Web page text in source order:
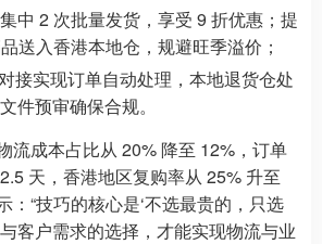
中 2 次批量发货，享受 9 折优惠；提
送入香港本地仓，规避旺季溢价；
接实现订单自动处理，本地退货仓处
件预审确保合规。
流成本占比从 20% 降至 12%，订单
天，香港地区复购率从 25% 升至
：“技巧的核心是‘不选最贵的，只选
客户需求的选择，才能实现物流与业